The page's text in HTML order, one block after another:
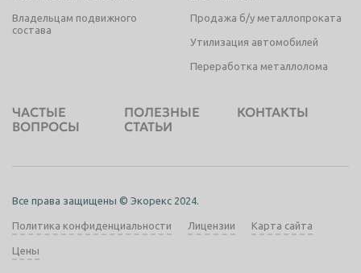
Владельцам подвижного
состава
Продажа б/у металлопроката
Утилизация автомобилей
Переработка металлолома
ЧАСТЫЕ
ВОПРОСЫ
ПОЛЕЗНЫЕ
СТАТЬИ
КОНТАКТЫ
Все права защищены © Экорекс 2024.
Политика конфиденциальности Лицензии Карта сайта
Цены